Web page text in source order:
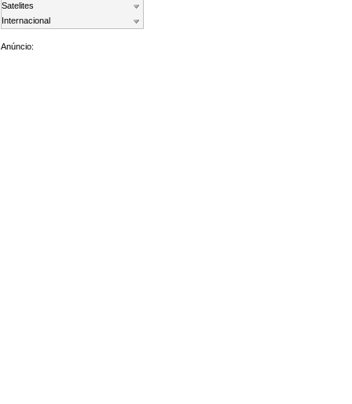
Satelites
Internacional
Anúncio: